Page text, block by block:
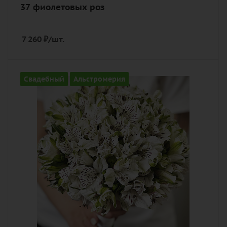
37 фиолетовых роз
7 260 ₽/шт.
Свадебный Альстромерия
Количество
31
белый
Описание
альстромерия, лента